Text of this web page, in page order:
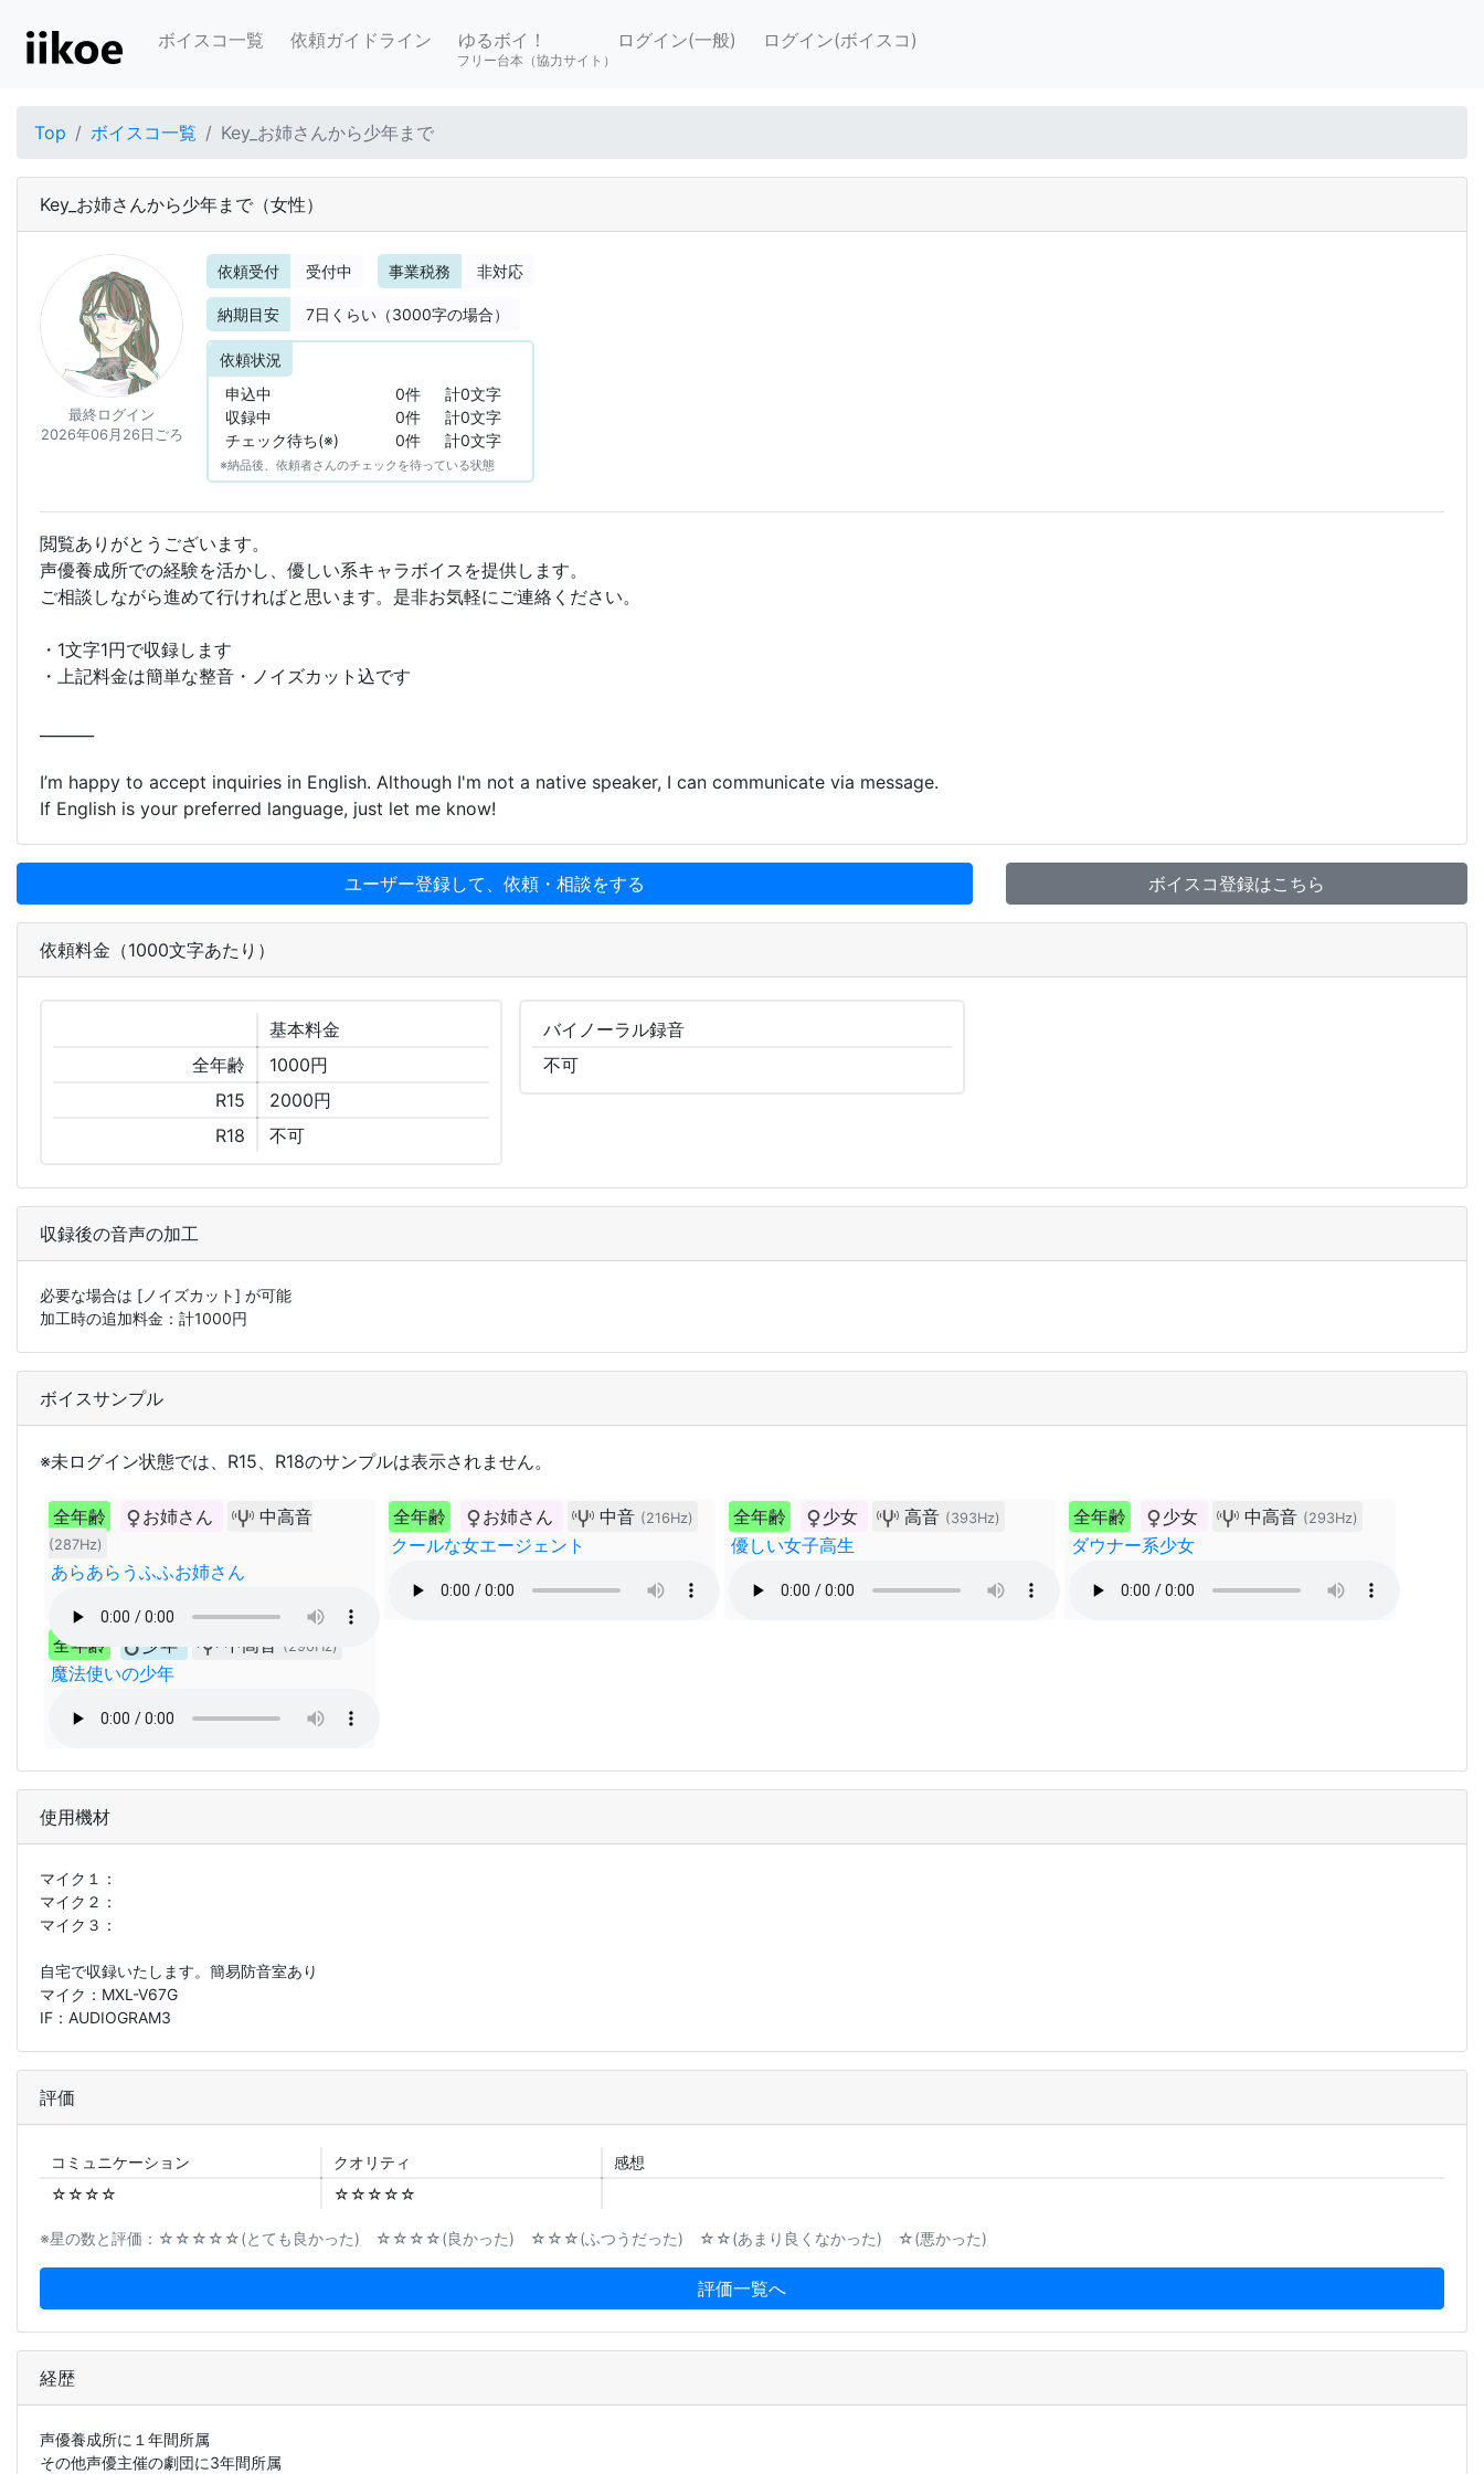
ボイスコ一覧 依頼ガイドライン ゆるボイ！
フリー台本（協力サイト）
ログイン(一般) ログイン(ボイスコ)
Top ボイスコ一覧 Key_お姉さんから少年まで
Key_お姉さんから少年まで （女性）
最終ログイン
2026年06月26日ごろ
依頼受付 受付中 事業税務 非対応
納期目安 7日くらい（3000字の場合）
依頼状況
申込中
0件
計0文字
収録中
0件
計0文字
チェック待ち(※)
0件 計0文字
※納品後、依頼者さんのチェックを待っている状態
閲覧ありがとうございます。
声優養成所での経験を活かし、優しい系キャラボイスを提供します。
ご相談しながら進めて行ければと思います。是非お気軽にご連絡ください。
・1文字1円で収録します
・上記料金は簡単な整音・ノイズカット込です
I’m happy to accept inquiries in English. Although I'm not a native speaker, I can communicate via message.
If English is your preferred language, just let me know!
ユーザー登録して、依頼・相談をする ボイスコ登録はこちら
依頼料金（1000文字あたり）
基本料金
全年齢
1000円
R15
2000円
R18
不可
バイノーラル録音
不可
収録後の音声の加工
必要な場合は [ノイズカット] が可能
加工時の追加料金：計1000円
ボイスサンプル
※未ログイン状態では、R15、R18のサンプルは表示されません。
全年齢 お姉さん 中高音
(287Hz)
あらあらうふふお姉さん
全年齢 お姉さん 中音 (216Hz)
クールな女エージェント
全年齢 少女 高音 (393Hz)
優しい女子高生
全年齢 少女 中高音 (293Hz)
ダウナー系少女
全年齢 少年 中高音 (290Hz)
魔法使いの少年
使用機材
マイク１：
マイク２：
マイク３：
自宅で収録いたします。簡易防音室あり
マイク：MXL-V67G
IF：AUDIOGRAM3
評価
コミュニケーション クオリティ
感想
☆☆☆☆
☆☆☆☆☆
※星の数と評価：☆☆☆☆☆(とても良かった) ☆☆☆☆(良かった) ☆☆☆(ふつうだった) ☆☆(あまり良くなかった) ☆(悪かった)
評価一覧へ
経歴
声優養成所に１年間所属
その他声優主催の劇団に3年間所属